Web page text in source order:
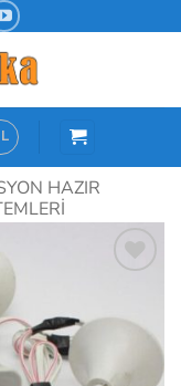
HAZIR
Listeme